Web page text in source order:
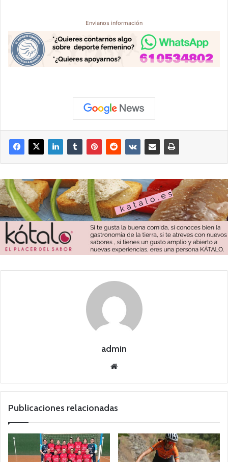
Envianos información
admin
we
Publicaciones relacionadas